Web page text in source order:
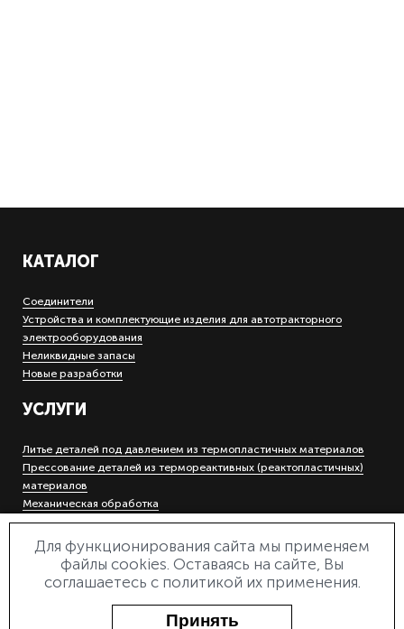
КАТАЛОГ
Соединители
Устройства и комплектующие изделия для автотракторного
электрооборудования
Неликвидные запасы
Новые разработки
УСЛУГИ
Литье деталей под давлением из термопластичных материалов
Прессование деталей из термореактивных (реактопластичных)
материалов
Механическая обработка
Холодная штамповка деталей на кривошипных прессах
Гальваническое покрытие металлов
Инструментальное производство
Электроэрозионная прошивная и вырезная обработка
Для функционирования сайта мы применяем
файлы cookies. Оставаясь на сайте, Вы
соглашаетесь с политикой их применения.
Принять